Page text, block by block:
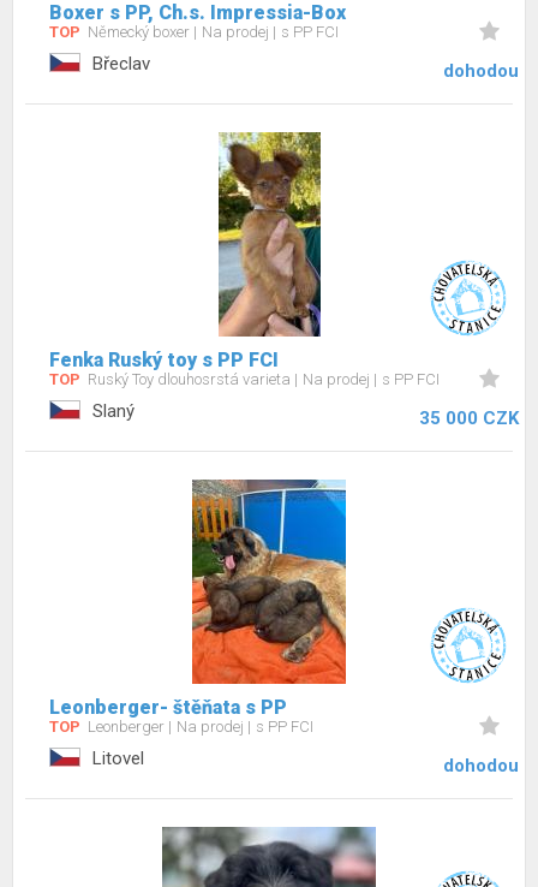
Boxer s PP, Ch.s. Impressia-Box
TOP Německý boxer Na prodej s PP FCI
Břeclav dohodou
Fenka Ruský toy s PP FCI
TOP Ruský Toy dlouhosrstá varieta Na prodej s PP FCI
Slaný 35 000 CZK
Leonberger- štěňata s PP
TOP Leonberger Na prodej s PP FCI
Litovel dohodou